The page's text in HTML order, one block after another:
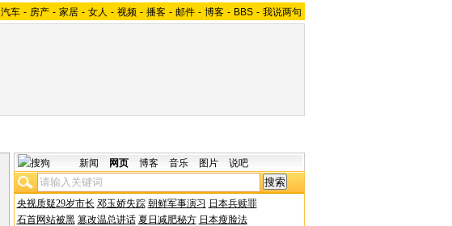
汽车 - 房产 - 家居 - 女人 - 视频 - 播客 - 邮件 - 博客 - BBS - 我说两句
新闻 网页 博客 音乐 图片 说吧
央视质疑29岁市长 邓玉娇失踪 朝鲜军事演习 日本兵赎罪
石首网站被黑 篡改温总讲话 夏日减肥秘方 日本瘦脸法